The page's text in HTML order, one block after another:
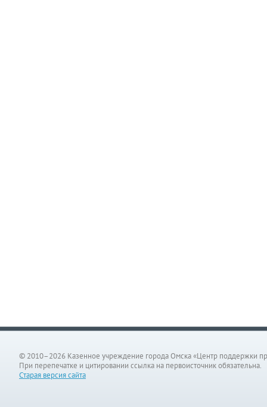
© 2010–2026 Казенное учреждение города Омска «Центр поддержки
При перепечатке и цитировании ссылка на первоисточник обязательна.
Старая версия сайта